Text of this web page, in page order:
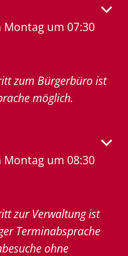
Öffnungs- oder
um 07:30
zum Bürgerbüro ist
möglich.
Öffnungs- oder
um 08:30
zur Verwaltung ist
Terminabsprache
ohne